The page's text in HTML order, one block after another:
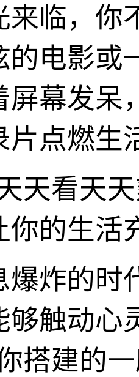
来临，你
的电影或
屏幕发呆
片点燃生
天看天
你的生活
爆炸的时
够触动心
搭建的